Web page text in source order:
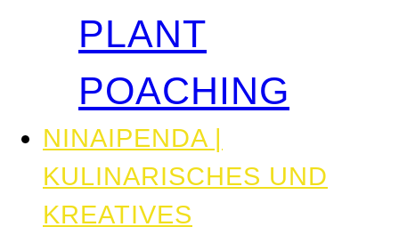
PLANT
POACHING
NINAIPENDA |
KULINARISCHES UND
KREATIVES